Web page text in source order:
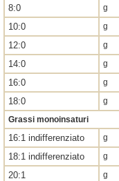
8:0 g
10:0 g
12:0 g
14:0 g
16:0 g
18:0 g
Grassi monoinsaturi
16:1 indifferenziato g
18:1 indifferenziato g
20:1 g